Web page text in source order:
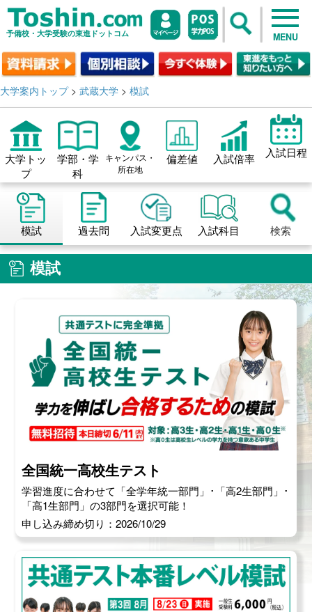
予備校・大学受験の東進ドットコム MENU
大学案内トップ> 武蔵大学 > 模試
大学トッ
プ
学部・学
科
キャンパス・
所在地
偏差値 入試倍率 入試日程
模試 過去問 入試変更点 入試科目 検索
模試
全国統一高校生テスト
学習進度に合わせて「全学年統一部門」･「高2生部門」･
「高1生部門」の3部門を選択可能！
申し込み締め切り：2026/10/29